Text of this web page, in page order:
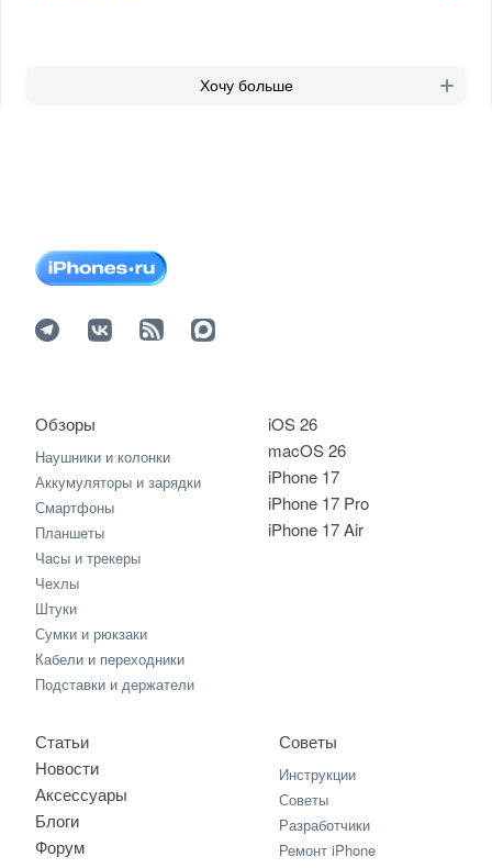
Хочу больше
iOS 26
macOS 26
iPhone 17
iPhone 17 Pro
iPhone 17 Air
Обзоры
Наушники и колонки
Аккумуляторы и зарядки
Смартфоны
Планшеты
Часы и трекеры
Чехлы
Штуки
Сумки и рюкзаки
Кабели и переходники
Подставки и держатели
Статьи
Новости
Аксессуары
Блоги
Форум
Советы
Инструкции
Советы
Разработчики
Ремонт iPhone